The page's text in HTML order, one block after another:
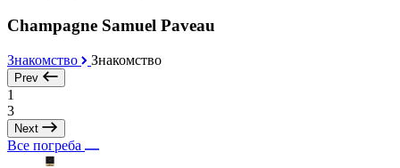
Champagne Samuel Paveau
Знакомство Знакомство
Prev
1
3
Next
Все погреба